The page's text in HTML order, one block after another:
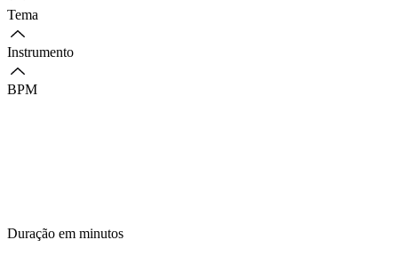
Tema
Instrumento
BPM
Duração em minutos